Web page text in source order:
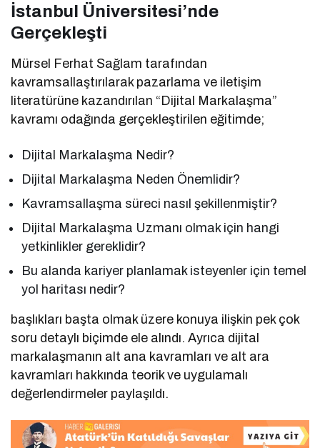
İstanbul Üniversitesi’nde
Gerçekleşti
Mürsel Ferhat Sağlam tarafından
kavramsallaştırılarak pazarlama ve iletişim
literatürüne kazandırılan “Dijital Markalaşma”
kavramı odağında gerçekleştirilen eğitimde;
Dijital Markalaşma Nedir?
Dijital Markalaşma Neden Önemlidir?
Kavramsallaşma süreci nasıl şekillenmiştir?
Dijital Markalaşma Uzmanı olmak için hangi
yetkinlikler gereklidir?
Bu alanda kariyer planlamak isteyenler için temel
yol haritası nedir?
başlıkları başta olmak üzere konuya ilişkin pek çok
soru detaylı biçimde ele alındı. Ayrıca dijital
markalaşmanın alt ana kavramları ve alt ara
kavramları hakkında teorik ve uygulamalı
değerlendirmeler paylaşıldı.